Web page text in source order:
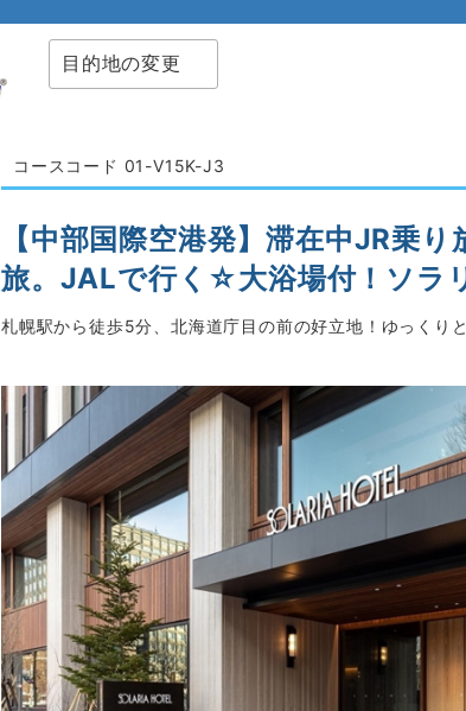
目的地の変更
コースコード 01-V15K-J3
【中部国際空港発】滞在中JR乗
旅。JALで行く☆大浴場付！ソラ
札幌駅から徒歩5分、北海道庁目の前の好立地！ゆっくり